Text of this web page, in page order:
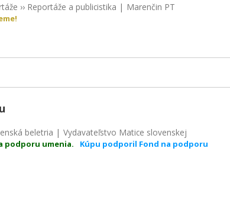
›› Reportáže a publicistika | Marenčin PT
beletria | Vydavateľstvo Matice slovenskej
podporu umenia.
Kúpu podporil Fond na podporu